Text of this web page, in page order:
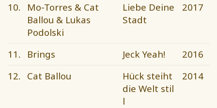
10.
Mo-Torres & Cat
Ballou & Lukas
Podolski
Liebe Deine
Stadt
2017
11. Brings Jeck Yeah!
2016
12.
Cat Ballou
Hück steiht
die Welt stil
l
2014